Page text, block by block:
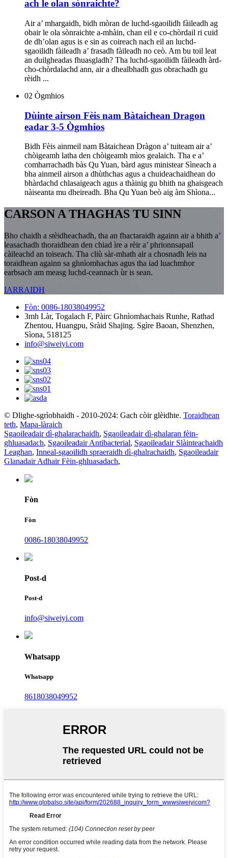
ach le olan sònraichte?
Air a’ mhargaidh, bidh mòran de luchd-sgaoilidh fàileadh ag
obair le ola sònraichte a-mhàin, chan eil e co-chòrdail ri cuid
de dh’olan agus is e sin as coireach nach eil an luchd-
sgaoilidh fàileadh a’ frasadh fàileadh no ceò. Am bu toil leat
an duilgheadas fhuasgladh? Tha luchd-sgaoilidh fàileadh àrd-
cho-chòrdalachd ann, air a dhealbhadh gus obrachadh gu
rèidh ...
02 Ògmhios
Dùinte airson Fèis nam Bàtaichean Dragon
eadar 3-5 Ògmhios
Bidh Fèis ainmeil nam Bàtaichean Dràgon a’ tuiteam air a’
chòigeamh latha den chòigeamh mìos gealaich. Tha e a’
comharrachadh bàs Qu Yuan, bàrd agus ministear Sìneach a
bha ainmeil airson a dhùthchas agus a chuideachaidhean do
bhàrdachd chlasaigeach agus a thàinig gu bhith na ghaisgeach
nàiseanta mu dheireadh. Bha Qu Yuan beò aig àm Shìona...
CARSON A THAGHAS TU SINN
Bho chaidh a stèidheachadh, tha an fhactaraidh againn air a bhith a’
leasachadh thoraidhean den chiad ìre a rèir a’ phrionnsapail
càileachd an toiseach. Tha cliù sàr-mhath air a chosnadh leis na
toraidhean againn sa ghnìomhachas agus tha iad luachmhor
earbsach am measg luchd-ceannach ùr is sean.
IARRAIDH
Fòn: 0086-18038049952
3mh Làr, Togalach F, Pàirc Ghnìomhachais Runhe, Rathad
Zhentou, Huangpu, Sràid Shajing. Sgìre Baoan, Shenzhen,
Sìona, 518125
info@siweiyi.com
© Dlighe-sgrìobhaidh - 2010-2024: Gach còir glèidhte. Toraidhean
teth, Mapa-làraich
Sgaoileadair dì-ghalarachaidh, Sgaoileadair dì-ghalaran fèin-
ghluasadach, Sgaoileadair Antibacterial, Sgaoileadair Slàinteachaidh
Leaghan, Inneal-sgaoilidh spraeraidh dì-ghalrachaidh, Sgaoileadair
Glanadair Adhair Fèin-ghluasadach,
Fòn
Fòn
0086-18038049952
Post-d
Post-d
info@siweiyi.com
Whatsapp
Whatsapp
8618038049952